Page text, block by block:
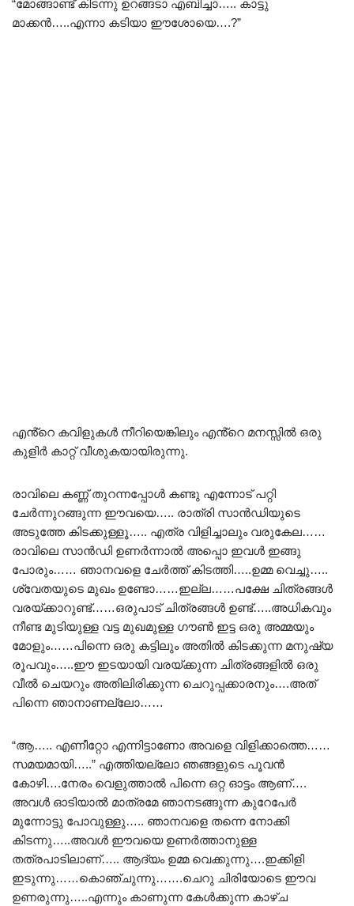
“മോങ്ങാണ്ട് കിടന്നു ഉറങ്ങടാ എബിച്ചാ….. കാട്ടു
മാക്കൻ…..എന്നാ കടിയാ ഈശോയെ….?”
എൻ്റെ കവിളുകൾ നീറിയെങ്കിലും എൻ്റെ മനസ്സിൽ ഒരു
കുളിർ കാറ്റ് വീശുകയായിരുന്നു.
രാവിലെ കണ്ണ് തുറന്നപ്പോൾ കണ്ടു എന്നോട് പറ്റി
ചേർന്നുറങ്ങുന്ന ഈവയെ….. രാത്രി സാൻഡിയുടെ
അടുത്തേ കിടക്കുള്ളൂ….. എത്ര വിളിച്ചാലും വരുകേല……
രാവിലെ സാൻഡി ഉണർന്നാൽ അപ്പൊ ഇവൾ ഇങ്ങു
പോരും…… ഞാനവളെ ചേർത്ത് കിടത്തി…..ഉമ്മ വെച്ചു…..
ശ്വേതയുടെ മുഖം ഉണ്ടോ……ഇല്ല……പക്ഷേ ചിത്രങ്ങൾ
വരയ്ക്കാറുണ്ട്……ഒരുപാട് ചിത്രങ്ങൾ ഉണ്ട്…..അധികവും
നീണ്ട മുടിയുള്ള വട്ട മുഖമുള്ള ഗൗൺ ഇട്ട ഒരു അമ്മയും
മോളും……പിന്നെ ഒരു കട്ടിലും അതിൽ കിടക്കുന്ന മനുഷ്യ
രൂപവും…..ഈ ഇടയായി വരയ്ക്കുന്ന ചിത്രങ്ങളിൽ ഒരു
വീൽ ചെയറും അതിലിരിക്കുന്ന ചെറുപ്പക്കാരനും….അത്
പിന്നെ ഞാനാണല്ലോ……
“ആ….. എണീറ്റോ എന്നിട്ടാണോ അവളെ വിളിക്കാത്തെ……
സമയമായി…..” എത്തിയല്ലോ ഞങ്ങളുടെ പൂവൻ
കോഴി….നേരം വെളുത്താൽ പിന്നെ ഒറ്റ ഓട്ടം ആണ്….
അവൾ ഓടിയാൽ മാത്രമേ ഞാനടങ്ങുന്ന കുറേപേർ
മുന്നോട്ടു പോവുള്ളു….. ഞാനവളെ തന്നെ നോക്കി
കിടന്നു…..അവൾ ഈവയെ ഉണർത്താനുള്ള
തത്രപാടിലാണ്….. ആദ്യം ഉമ്മ വെക്കുന്നു….ഇക്കിളി
ഇടുന്നു……കൊഞ്ചുന്നു…….ചെറു ചിരിയോടെ ഈവ
ഉണരുന്നു…..എന്നും കാണുന്ന കേൾക്കുന്ന കാഴ്ച